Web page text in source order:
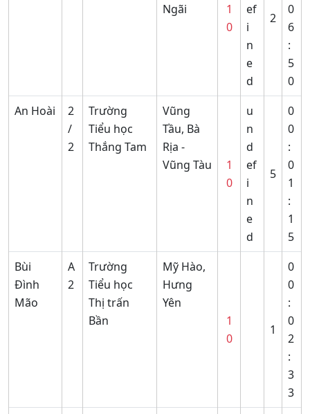
Ngãi
1
0
ef
i
n
e
d
2
0
6
:
5
0
An Hoài
2
/
2
Trường
Tiểu học
Thắng Tam
Vũng
Tầu, Bà
Rịa -
Vũng Tàu
1
0
u
n
d
ef
i
n
e
d
5
0
0
:
0
1
:
1
5
Bùi
Đình
Mão
A
2
Trường
Tiểu học
Thị trấn
Bần
Mỹ Hào,
Hưng
Yên
1
0
1
0
0
:
0
2
:
3
3